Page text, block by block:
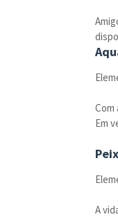
Com
Em
A